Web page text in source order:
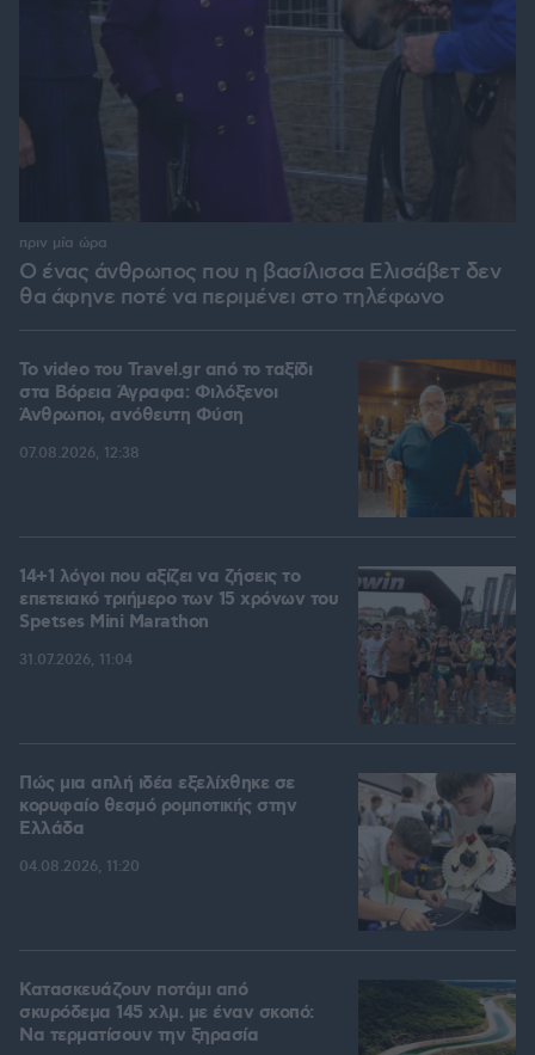
Ο ένας άνθρωπος που η βασίλισσα Ελισάβετ δεν
θα άφηνε ποτέ να περιμένει στο τηλέφωνο
πριν μία ώρα
To video του Travel.gr από το ταξίδι
στα Βόρεια Άγραφα: Φιλόξενοι
Άνθρωποι, ανόθευτη Φύση
07.08.2026, 12:38
14+1 λόγοι που αξίζει να ζήσεις το
επετειακό τριήμερο των 15 χρόνων του
Spetses Mini Marathon
31.07.2026, 11:04
Πώς μια απλή ιδέα εξελίχθηκε σε
κορυφαίο θεσμό ρομποτικής στην
Ελλάδα
04.08.2026, 11:20
Κατασκευάζουν ποτάμι από
σκυρόδεμα 145 χλμ. με έναν σκοπό:
Να τερματίσουν την ξηρασία